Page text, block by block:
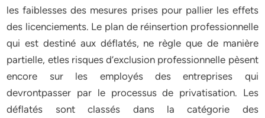
les faiblesses des mesures prises pour pallier les effets
des licenciements. Le plan de réinsertion professionnelle
qui est destiné aux déflatés, ne règle que de manière
partielle, etles risques d’exclusion professionnelle pèsent
encore sur les employés des entreprises qui
devrontpasser par le processus de privatisation. Les
déflatés sont classés dans la catégorie des